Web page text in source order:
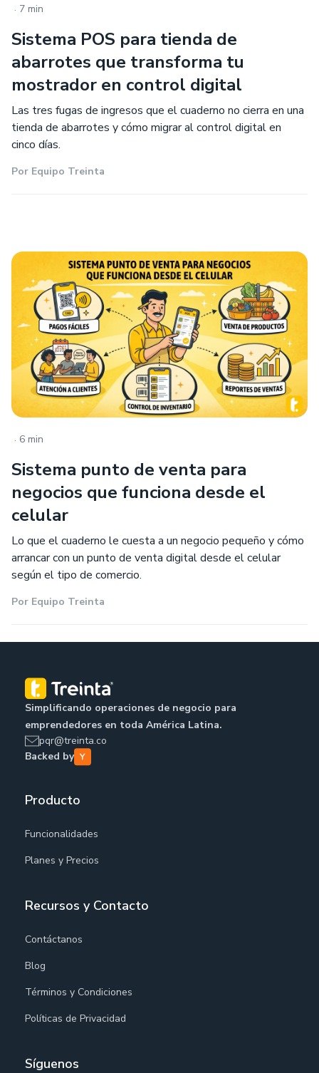
. 7 min
Sistema POS para tienda de
abarrotes que transforma tu
mostrador en control digital
Las tres fugas de ingresos que el cuaderno no cierra en una
tienda de abarrotes y cómo migrar al control digital en
cinco días.
Por Equipo Treinta
. 6 min
Sistema punto de venta para
negocios que funciona desde el
celular
Lo que el cuaderno le cuesta a un negocio pequeño y cómo
arrancar con un punto de venta digital desde el celular
según el tipo de comercio.
Por Equipo Treinta
Simplificando operaciones de negocio para
emprendedores en toda América Latina.
pqr@treinta.co
Backed by
Producto
Funcionalidades
Planes y Precios
Recursos y Contacto
Contáctanos
Blog
Términos y Condiciones
Políticas de Privacidad
Síguenos